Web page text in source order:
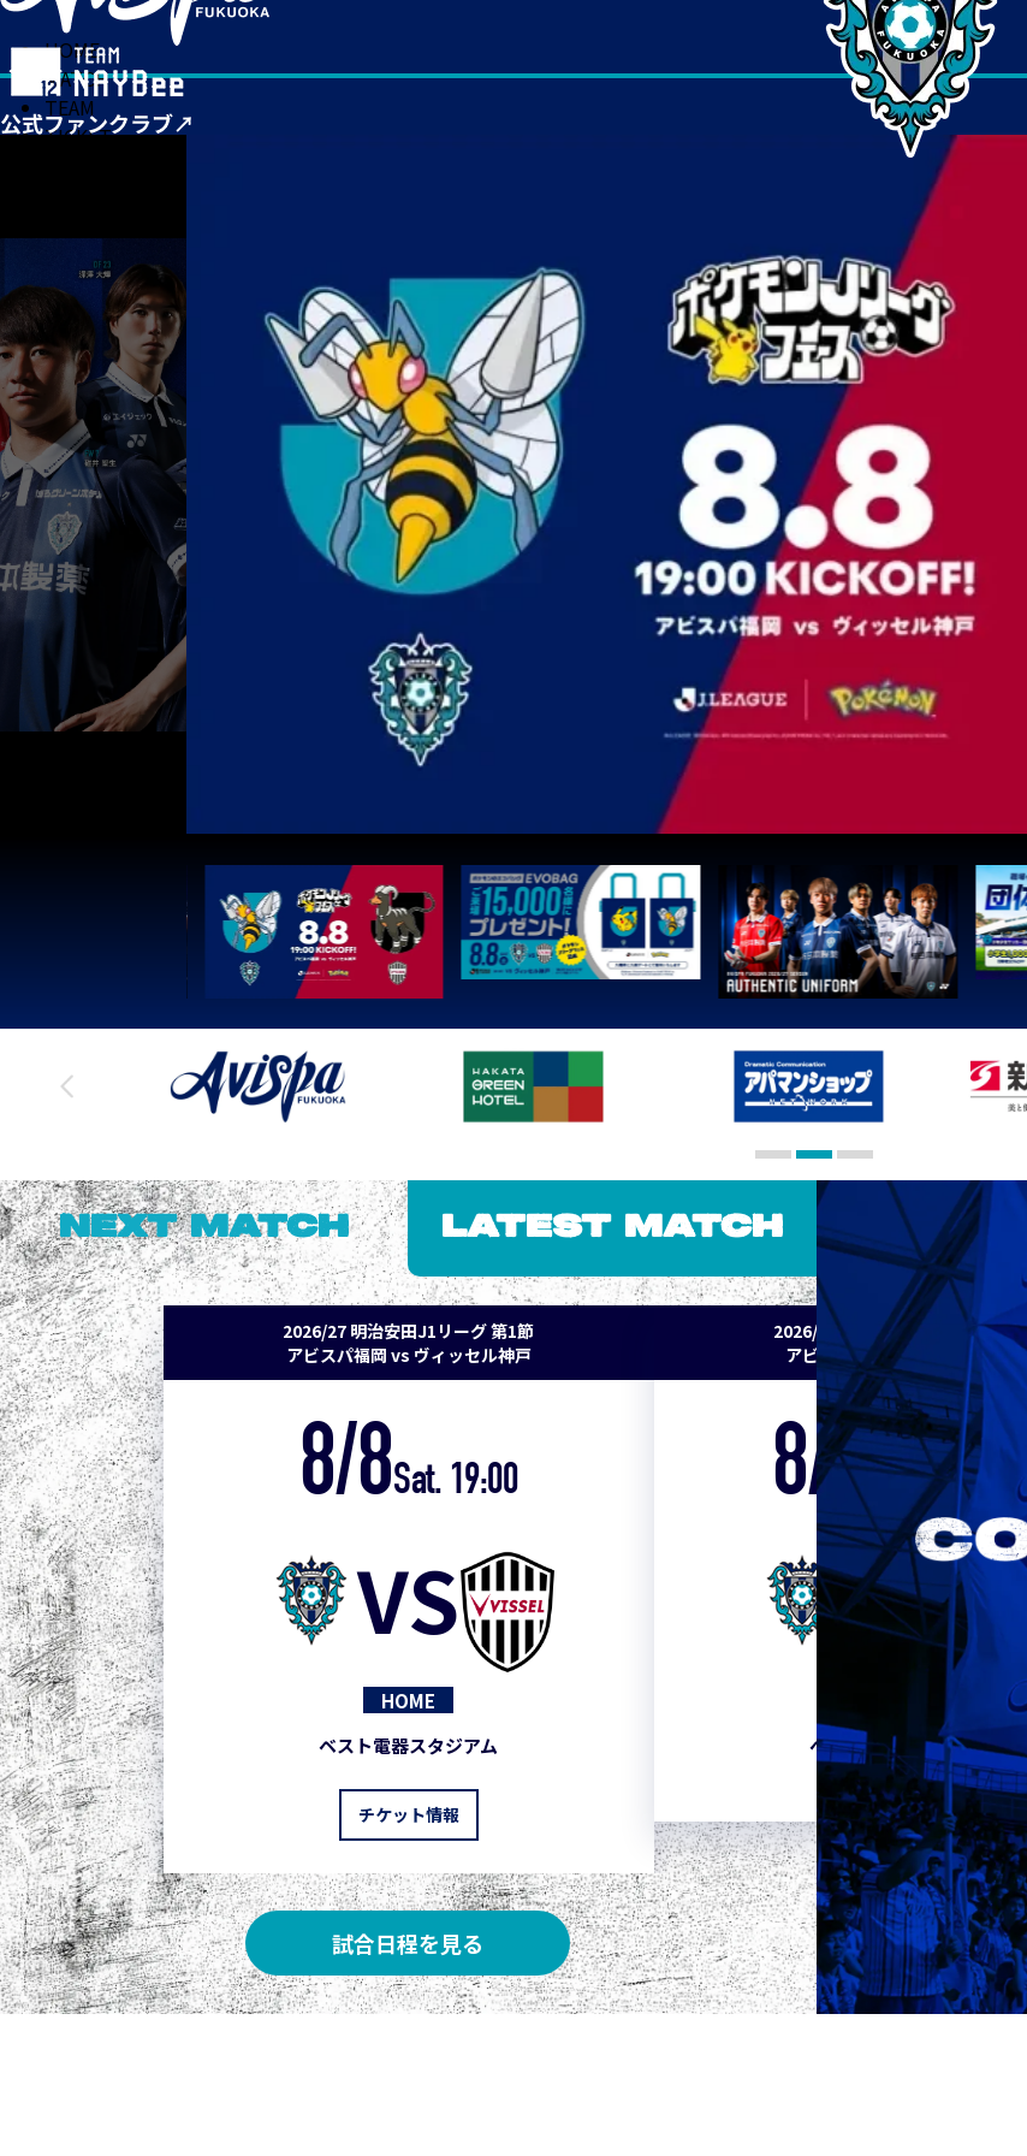
HOME
MATCH
TEAM
TICKET
NEXT MATCH LATEST MATCH
2026/27 明治安田J1リーグ 第1節
アビスパ福岡 vs ヴィッセル神戸
8/8Sat. 19:00
VS
HOME
ベスト電器スタジアム
チケット情報
2026/27 明治安田J1リーグ 第2節
アビスパ福岡 vs セレッソ大阪
8/15Sat. 19:00
VS
ベスト電器スタジアム
試合日程を見る